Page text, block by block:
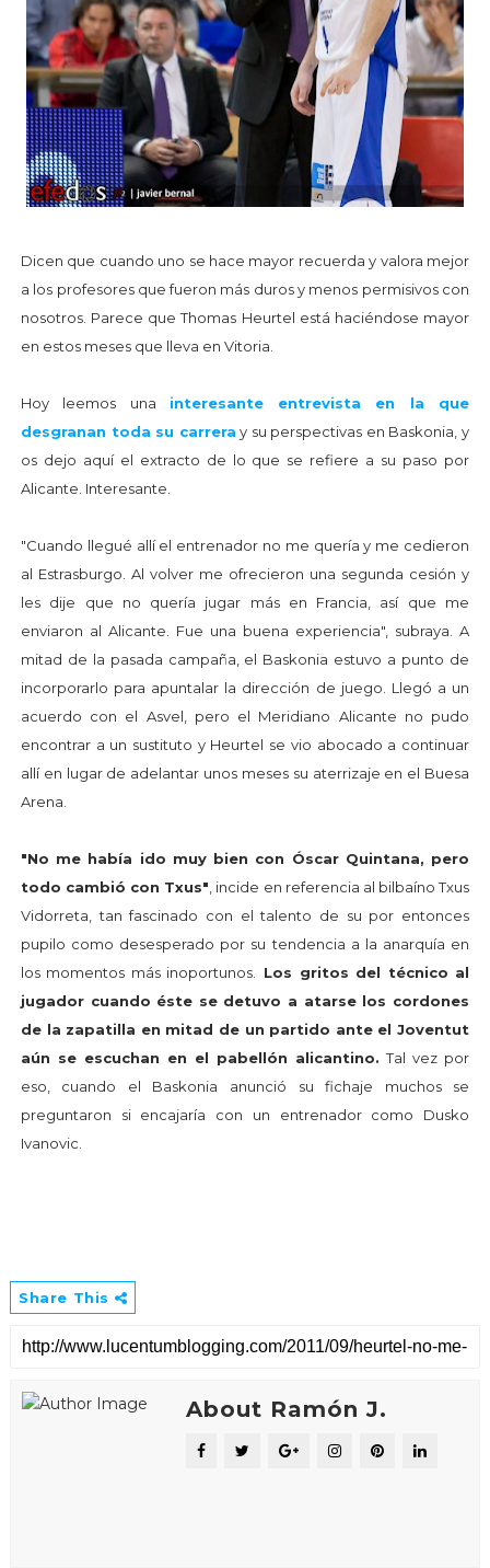
Dicen que cuando uno se hace mayor recuerda y valora mejor
a los profesores que fueron más duros y menos permisivos con
nosotros. Parece que Thomas Heurtel está haciéndose mayor
en estos meses que lleva en Vitoria.
Hoy leemos una interesante entrevista en la que
desgranan toda su carrera y su perspectivas en Baskonia, y
os dejo aquí el extracto de lo que se refiere a su paso por
Alicante. Interesante.
"Cuando llegué allí el entrenador no me quería y me cedieron
al Estrasburgo. Al volver me ofrecieron una segunda cesión y
les dije que no quería jugar más en Francia, así que me
enviaron al Alicante. Fue una buena experiencia", subraya. A
mitad de la pasada campaña, el Baskonia estuvo a punto de
incorporarlo para apuntalar la dirección de juego. Llegó a un
acuerdo con el Asvel, pero el Meridiano Alicante no pudo
encontrar a un sustituto y Heurtel se vio abocado a continuar
allí en lugar de adelantar unos meses su aterrizaje en el Buesa
Arena.
"No me había ido muy bien con Óscar Quintana, pero
todo cambió con Txus" , incide en referencia al bilbaíno Txus
Vidorreta, tan fascinado con el talento de su por entonces
pupilo como desesperado por su tendencia a la anarquía en
los momentos más inoportunos.
Los gritos del técnico al
jugador cuando éste se detuvo a atarse los cordones
de la zapatilla en mitad de un partido ante el Joventut
aún se escuchan en el pabellón alicantino. Tal vez por
eso, cuando el Baskonia anunció su fichaje muchos se
preguntaron si encajaría con un entrenador como Dusko
Ivanovic.
Share This
About Ramón J.